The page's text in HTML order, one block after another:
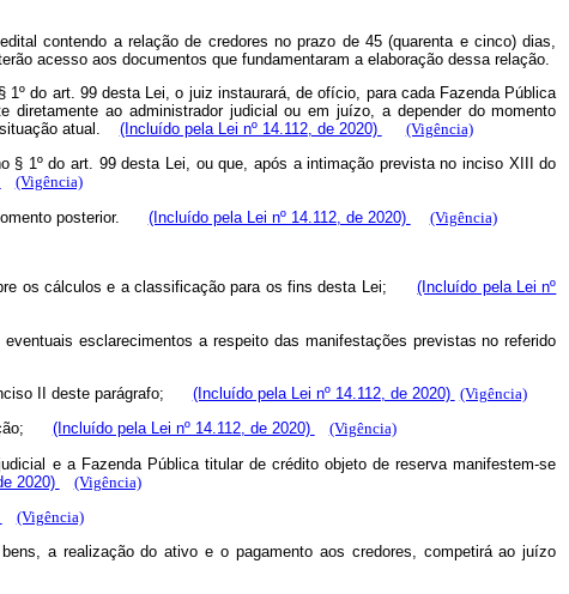
contendo a relação de credores no prazo de 45 (quarenta e cinco) dias,
acesso aos documentos que fundamentaram a elaboração dessa relação.
1º do art. 99 desta Lei, o juiz instaurará, de ofício, para cada Fazenda Pública
ao administrador judicial ou em juízo, a depender do momento
situação atual. (Incluído pela Lei nº 14.112, de 2020)
(Vigência)
§ 1º do art. 99 desta Lei, ou que, após a intimação prevista no inciso XIII do
(Vigência)
posterior. (Incluído pela Lei nº 14.112, de 2020)
(Vigência)
os cálculos e a classificação para os fins desta Lei;(Incluído pela Lei nº
esclarecimentos a respeito das manifestações previstas no referido
inciso II deste parágrafo; (Incluído pela Lei nº 14.112, de 2020) (Vigência)
(Incluído pela Lei nº 14.112, de 2020)
(Vigência)
e a Fazenda Pública titular de crédito objeto de reserva manifestem-se
2020)
(Vigência)
(Vigência)
a realização do ativo e o pagamento aos credores, competirá ao juízo